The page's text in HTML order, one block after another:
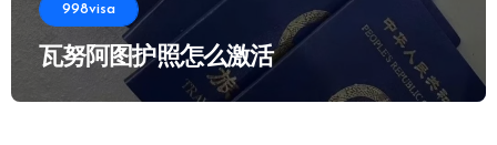
998visa
瓦努阿图护照怎么激活